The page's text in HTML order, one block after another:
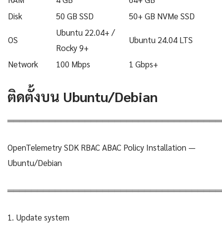
Disk
50 GB SSD 50+ GB NVMe SSD
OS
Ubuntu 22.04+ /
Rocky 9+
Ubuntu 24.04 LTS
Network 100 Mbps 1 Gbps+
ติดตั้งบน Ubuntu/Debian
OpenTelemetry SDK RBAC ABAC Policy Installation —
Ubuntu/Debian
1. Update system